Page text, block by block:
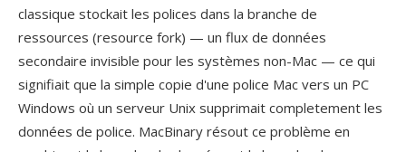
classique stockait les polices dans la branche de
ressources (resource fork) — un flux de données
secondaire invisible pour les systèmes non-Mac — ce qui
signifiait que la simple copie d'une police Mac vers un PC
Windows où un serveur Unix supprimait completement les
données de police. MacBinary résout ce problème en